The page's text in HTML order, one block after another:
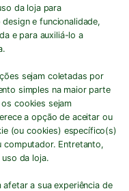
da loja para
e funcionalidade,
e para auxiliá-lo a
sejam coletadas por
simples na maior parte
cookies sejam
a opção de aceitar ou
(ou cookies) específico(s)
computador. Entretanto,
da loja.
a sua experiência de